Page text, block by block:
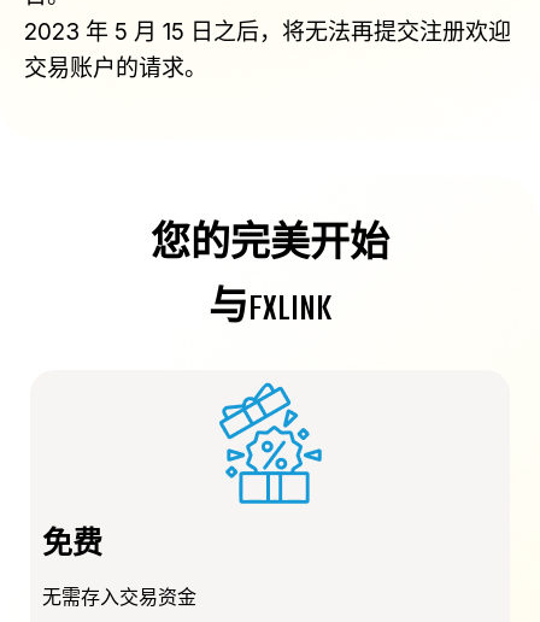
2023 年 5 月 15 日之后，将无法再提交注册欢迎
交易账户的请求。
您的完美开始
与FXLINK
免费
无需存入交易资金